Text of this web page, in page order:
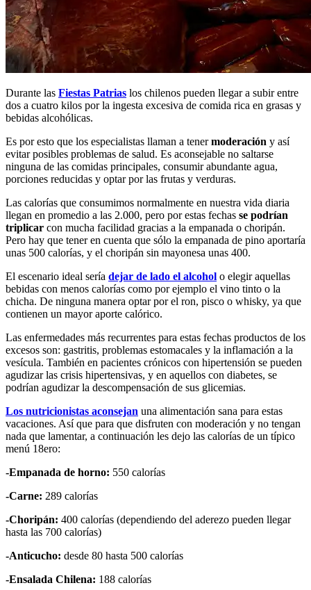
Durante las Fiestas Patrias los chilenos pueden llegar a subir entre
dos a cuatro kilos por la ingesta excesiva de comida rica en grasas y
bebidas alcohólicas.
Es por esto que los especialistas llaman a tenermoderación y así
evitar posibles problemas de salud. Es aconsejable no saltarse
ninguna de las comidas principales, consumir abundante agua,
porciones reducidas y optar por las frutas y verduras.
Las calorías que consumimos normalmente en nuestra vida diaria
llegan en promedio a las 2.000, pero por estas fechas se podrían
triplicar con mucha facilidad gracias a la empanada o choripán.
Pero hay que tener en cuenta que sólo la empanada de pino aportaría
unas 500 calorías, y el choripán sin mayonesa unas 400.
El escenario ideal sería dejar de lado el alcohol o elegir aquellas
bebidas con menos calorías como por ejemplo el vino tinto o la
chicha. De ninguna manera optar por el ron, pisco o whisky, ya que
contienen un mayor aporte calórico.
Las enfermedades más recurrentes para estas fechas productos de los
excesos son: gastritis, problemas estomacales y la inflamación a la
vesícula. También en pacientes crónicos con hipertensión se pueden
agudizar las crisis hipertensivas, y en aquellos con diabetes, se
podrían agudizar la descompensación de sus glicemias.
Los nutricionistas aconsejan una alimentación sana para estas
vacaciones. Así que para que disfruten con moderación y no tengan
nada que lamentar, a continuación les dejo las calorías de un típico
menú 18ero:
-Empanada de horno: 550 calorías
-Carne: 289 calorías
-Choripán: 400 calorías (dependiendo del aderezo pueden llegar
hasta las 700 calorías)
-Anticucho: desde 80 hasta 500 calorías
-Ensalada Chilena: 188 calorías